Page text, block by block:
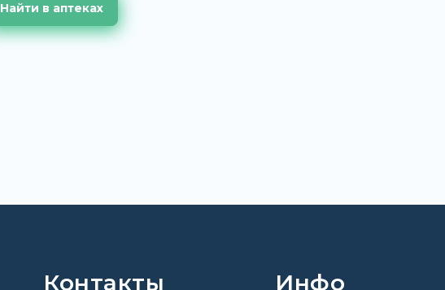
Найти в аптеках
Контакты Инфо